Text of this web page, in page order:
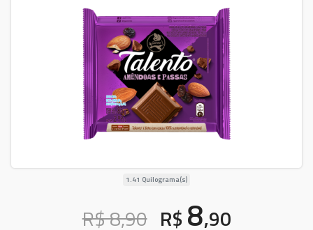
1.41 Quilograma(s)
R$ 8,90 R$ 8,90